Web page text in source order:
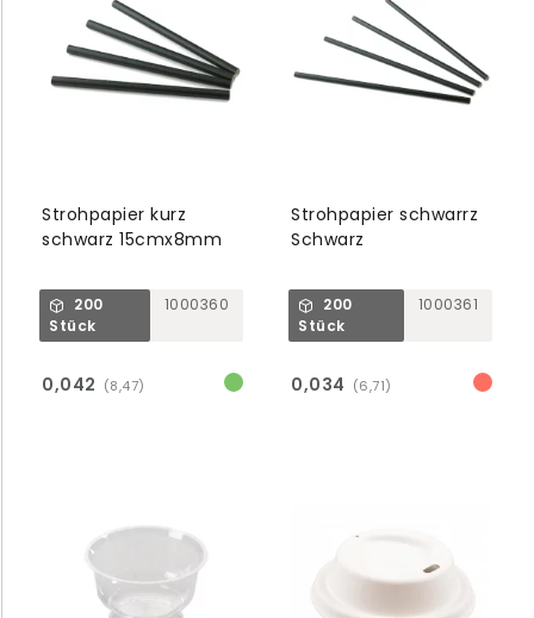
Strohpapier kurz
schwarz 15cmx8mm
200
Stück
1000360
0,042 (8,47)
Strohpapier schwarrz
Schwarz
200
Stück
1000361
0,034 (6,71)